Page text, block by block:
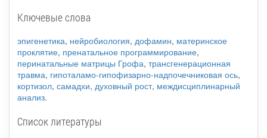
Ключевые слова
эпигенетика, нейробиология, дофамин, материнское
проклятие, пренатальное программирование,
перинатальные матрицы Грофа, трансгенерационная
травма, гипоталамо-гипофизарно-надпочечниковая ось,
кортизол, самадхи, духовный рост, междисциплинарный
анализ.
Список литературы